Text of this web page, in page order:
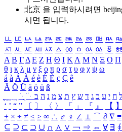
北京 을 입력하시려면
시면 됩니다.
ㅥ ㅦ ㅧ ㅨ ㅩ ㅪ ㅫ ㅬ ㅭ ㅮ ㅯ ㅰ
ㅺ ㅻ ㅼ ㅽ ㅾ ㅿ ㆀ ㆁ ㆂ ㆃ ㆄ
Α Β ΓΔ Ε Ζ Η Θ Ι ΚΛ Μ Ν Ξ Ο Π
θ ι κ λ μ ν ξ ο π ρ σ τ υ φ χ ψ ω
á à Á À é è É È ç Ç ê
Ä Ö Ü ä ö ü ß
ִֶֹ ֻּ ׁׂ ל ח י ע כ ג ד ש ץ ת צ מ נ ה ב
‘ ’ “ ” 〔 〕 〈 〉 「 」 『 』 【 】
± × ÷ ≠ ≤ ≥ ∞ ∴ ♂ ♀ ∠ ⊥ ⌒ ∂ ∇ ≡
⊆ ⊇ ⊂ ⊃ ∪ ∩ ∧ ∨ ￢ ⇒ ⇔ ∀ ∃ ∮